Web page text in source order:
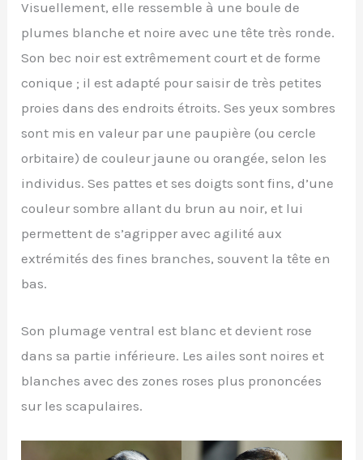
Visuellement, elle ressemble à une boule de
plumes blanche et noire avec une tête très ronde.
Son bec noir est extrêmement court et de forme
conique ; il est adapté pour saisir de très petites
proies dans des endroits étroits. Ses yeux sombres
sont mis en valeur par une paupière (ou cercle
orbitaire) de couleur jaune ou orangée, selon les
individus. Ses pattes et ses doigts sont fins, d’une
couleur sombre allant du brun au noir, et lui
permettent de s’agripper avec agilité aux
extrémités des fines branches, souvent la tête en
bas.
Son plumage ventral est blanc et devient rose
dans sa partie inférieure. Les ailes sont noires et
blanches avec des zones roses plus prononcées
sur les scapulaires.